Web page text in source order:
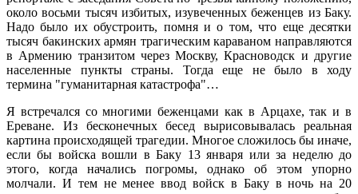
около восьми тысяч избитых, изувеченных беженцев из Баку.
Надо было их обустроить, помня и о том, что еще десятки
тысяч бакинских армян трагическим караваном направляются
в Армению транзитом через Москву, Красноводск и другие
населенные пункты страны. Тогда еще не было в ходу
термина "гуманитарная катастрофа"…
Я встречался со многими беженцами как в Арцахе, так и в
Ереване. Из бесконечных бесед вырисовывалась реальная
картина происходящей трагедии. Многое сложилось бы иначе,
если бы войска вошли в Баку 13 января или за неделю до
этого, когда начались погромы, однако об этом упорно
молчали. И тем не менее ввод войск в Баку в ночь на 20